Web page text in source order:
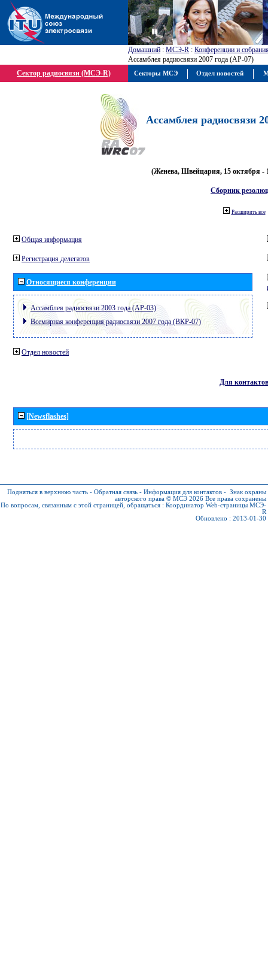
Домашний : МСЭ-R : Конференции и
Ассамблея радиосвязи 2007 года (АР-07)
Сектор радиосвязи (МСЭ-R)
Ассамблея радиосвязи
(Женева, Швейцария, 15 октября -
Сборник
Расширить все
Общая информация
Регистрация делегатов
Относящиеся конференции
Ассамблея радиосвязи 2003 года (АР-03)
Всемирная конференция радиосвязи 2007 года (ВКР-07)
Отдел новостей
Для контактов
[Newsflashes]
Подняться в верхнюю часть - Обратная связь - Информация для контактов - Знак охраны
авторского права © МСЭ 2026 Все права сохранены
По вопросам, связанным с этой страницей, обращаться : Координатор Web-страницы МСЭ-
R
Обновлено : 2013-01-30
Секторы МСЭ Отдел новостей